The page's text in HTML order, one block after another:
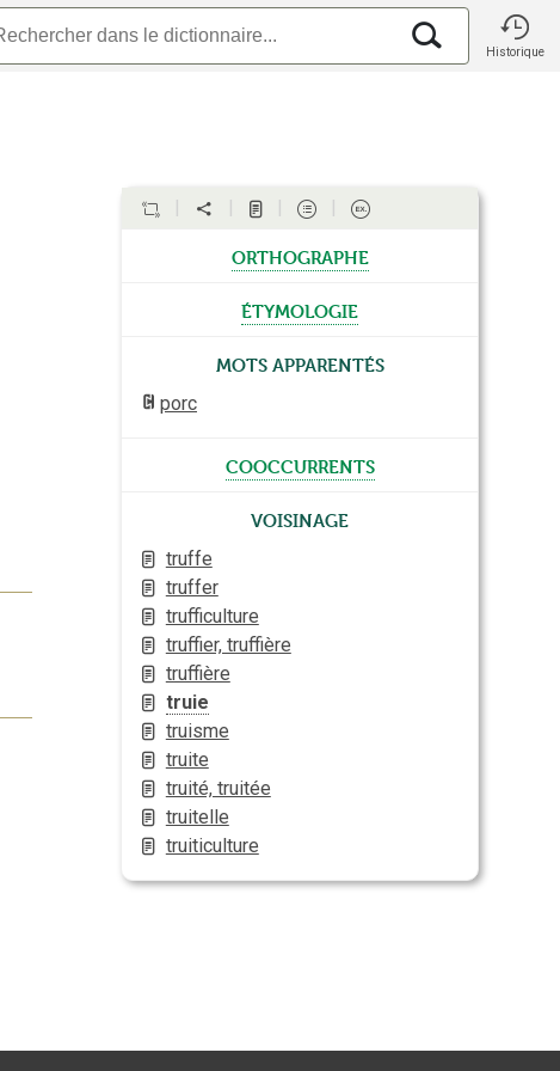
Historique
orthographe
étymologie
Mots apparentés
porc
cooccurrents
Voisinage
truffe
truffer
trufficulture
truffier, truffière
truffière
truie
truisme
truite
truité, truitée
truitelle
truiticulture